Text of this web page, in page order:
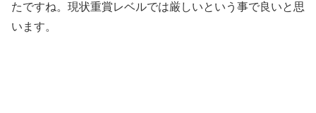
たですね。現状重賞レベルでは厳しいという事で良いと思
います。